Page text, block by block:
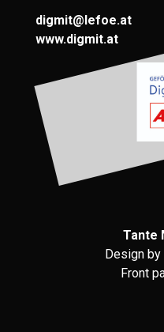
digmit@lefoe.at
www.digmit.at
Tante
Design by
Front